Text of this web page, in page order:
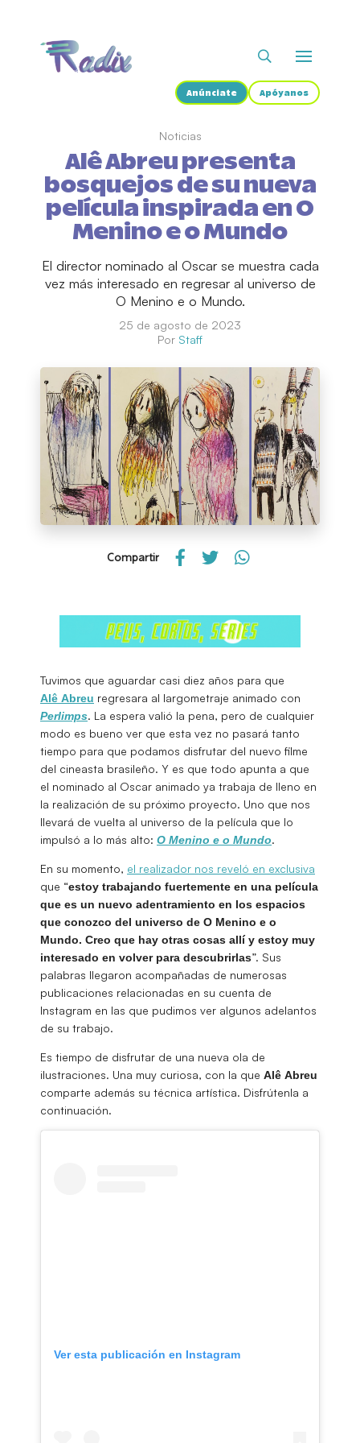
Anúnciate Apóyanos
Noticias
Alê Abreu presenta
bosquejos de su nueva
película inspirada en O
Menino e o Mundo
El director nominado al Oscar se muestra cada
vez más interesado en regresar al universo de
O Menino e o Mundo.
25 de agosto de 2023
Por Staff
Compartir
Tuvimos que aguardar casi diez años para que
Alê Abreu regresara al largometraje animado con
Perlimps. La espera valió la pena, pero de cualquier
modo es bueno ver que esta vez no pasará tanto
tiempo para que podamos disfrutar del nuevo filme
del cineasta brasileño. Y es que todo apunta a que
el nominado al Oscar animado ya trabaja de lleno en
la realización de su próximo proyecto. Uno que nos
llevará de vuelta al universo de la película que lo
impulsó a lo más alto: O Menino e o Mundo.
En su momento, el realizador nos reveló en exclusiva
que “estoy trabajando fuertemente en una película
que es un nuevo adentramiento en los espacios
que conozco del universo de O Menino e o
Mundo. Creo que hay otras cosas allí y estoy muy
interesado en volver para descubrirlas”. Sus
palabras llegaron acompañadas de numerosas
publicaciones relacionadas en su cuenta de
Instagram en las que pudimos ver algunos adelantos
de su trabajo.
Es tiempo de disfrutar de una nueva ola de
ilustraciones. Una muy curiosa, con la que Alê Abreu
comparte además su técnica artística. Disfrútenla a
continuación.
Ver esta publicación en Instagram